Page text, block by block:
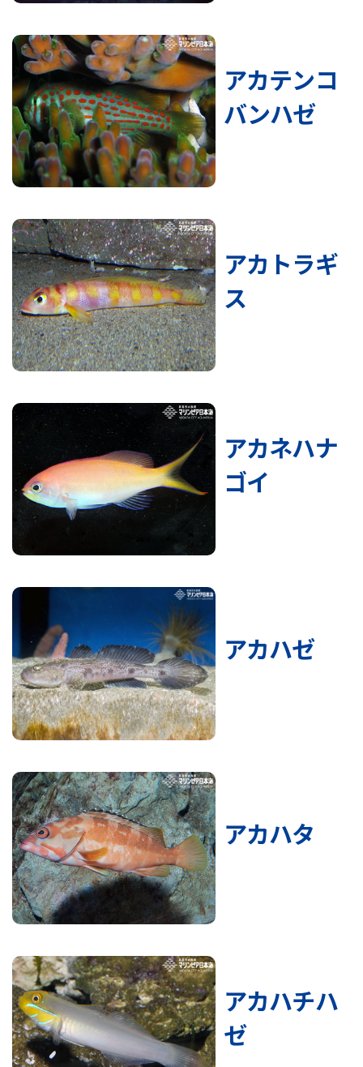
アカテンコ
バンハゼ
アカトラギ
ス
アカネハナ
ゴイ
アカハゼ
アカハタ
アカハチハ
ゼ